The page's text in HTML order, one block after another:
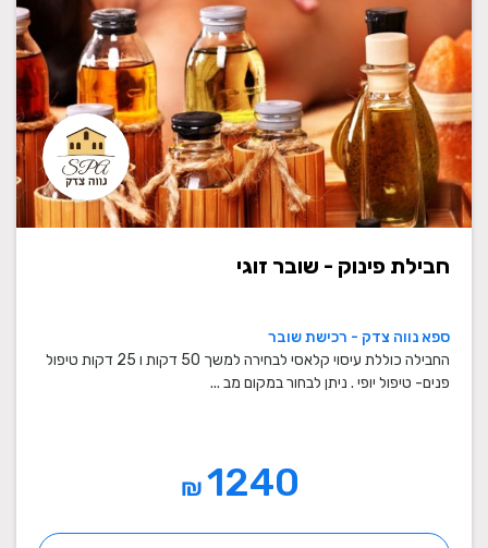
חבילת פינוק - שובר זוגי
ספא נווה צדק - רכישת שובר
החבילה כוללת עיסוי קלאסי לבחירה למשך 50 דקות ו 25 דקות טיפול
פנים- טיפול יופי . ניתן לבחור במקום מב ...
₪